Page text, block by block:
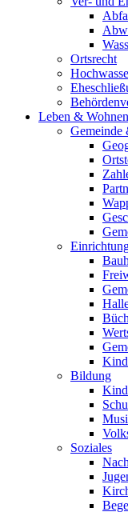
Ortsrecht
Leben & Wohnen
Gemeinde
Bildung
Soziales